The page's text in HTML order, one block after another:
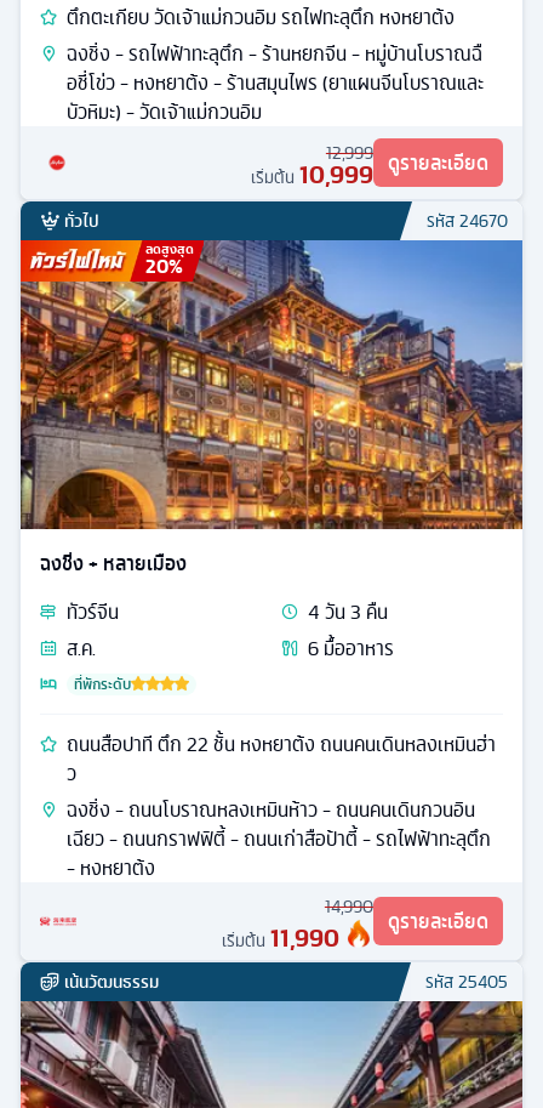
ตึกตะเกียบ วัดเจ้าแม่กวนอิม รถไฟทะลุตึก หงหยาต้ง
ฉงชิ่ง - รถไฟฟ้าทะลุตึก - ร้านหยกจีน - หมู่บ้านโบราณฉื
อชี่โข่ว - หงหยาต้ง - ร้านสมุนไพร (ยาแผนจีนโบราณและ
บัวหิมะ) - วัดเจ้าแม่กวนอิม
12,999
เริ่มต้น 10,999 ดูรายละเอียด
ทั่วไป รหัส24670
ลดสูงสุด
20%
ฉงชิ่ง + หลายเมือง
ทัวร์จีน 4วัน3 คืน
ส.ค.
6มื้ออาหาร
ที่พักระดับ
ถนนสือปาที ตึก 22 ชั้น หงหยาต้ง ถนนคนเดินหลงเหมินฮ่า
ว
ฉงชิ่ง - ถนนโบราณหลงเหมินห้าว - ถนนคนเดินกวนอิน
เฉียว - ถนนกราฟฟิตี้ - ถนนเก่าสือป้าตี้ - รถไฟฟ้าทะลุตึก
- หงหยาต้ง
14,990
เริ่มต้น 11,990 ดูรายละเอียด
เน้นวัฒนธรรม รหัส25405